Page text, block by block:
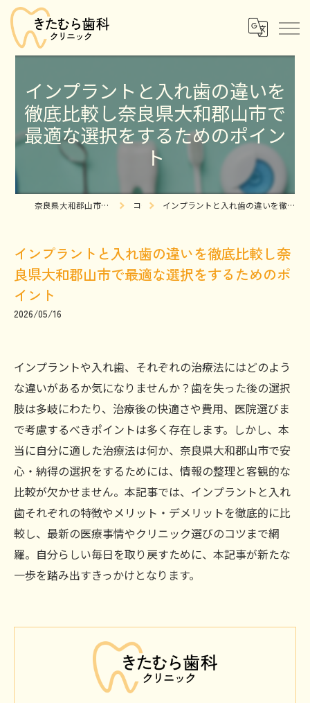
インプラントと入れ歯の違いを
徹底比較し奈良県大和郡山市で
最適な選択をするためのポイン
ト
奈良県大和郡山市の歯医者ならきたむら歯科クリニック コラム インプラントと入れ歯の違いを徹底比較し奈良県大和郡山市で最適な選択をするためのポイント
インプラントと入れ歯の違いを徹底比較し奈
良県大和郡山市で最適な選択をするためのポ
イント
2026/05/16
インプラントや入れ歯、それぞれの治療法にはどのよう
な違いがあるか気になりませんか？歯を失った後の選択
肢は多岐にわたり、治療後の快適さや費用、医院選びま
で考慮するべきポイントは多く存在します。しかし、本
当に自分に適した治療法は何か、奈良県大和郡山市で安
心・納得の選択をするためには、情報の整理と客観的な
比較が欠かせません。本記事では、インプラントと入れ
歯それぞれの特徴やメリット・デメリットを徹底的に比
較し、最新の医療事情やクリニック選びのコツまで網
羅。自分らしい毎日を取り戻すために、本記事が新たな
一歩を踏み出すきっかけとなります。